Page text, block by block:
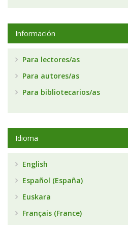
Información
Para lectores/as
Para autores/as
Para bibliotecarios/as
Idioma
English
Español (España)
Euskara
Français (France)